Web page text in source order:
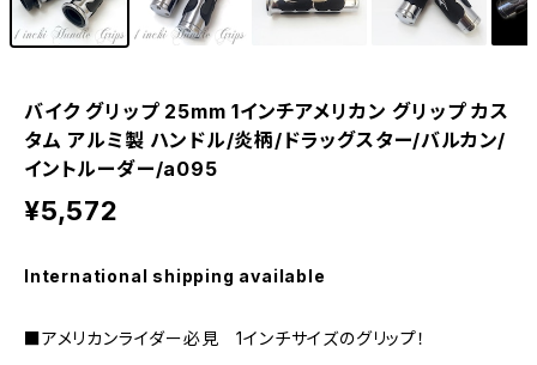
バイク グリップ 25mm 1インチアメリカン グリップ カス
タム アルミ製 ハンドル/炎柄/ドラッグスター/バルカン/
イントルーダー/a095
¥5,572
International shipping available
■アメリカンライダー必見 1インチサイズのグリップ！